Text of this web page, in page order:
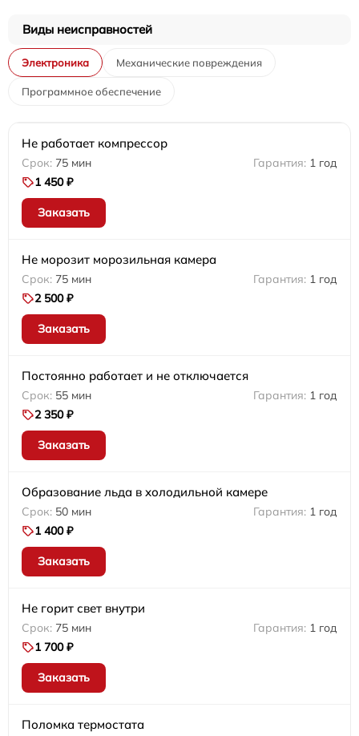
Виды неисправностей
Электроника Механические повреждения
Программное обеспечение
Не работает компрессор
75 мин
1 год
1 450 ₽
Заказать
Не морозит морозильная камера
75 мин
1 год
2 500 ₽
Заказать
Постоянно работает и не отключается
55 мин
1 год
2 350 ₽
Заказать
Образование льда в холодильной камере
50 мин
1 год
1 400 ₽
Заказать
Не горит свет внутри
75 мин
1 год
1 700 ₽
Заказать
Поломка термостата